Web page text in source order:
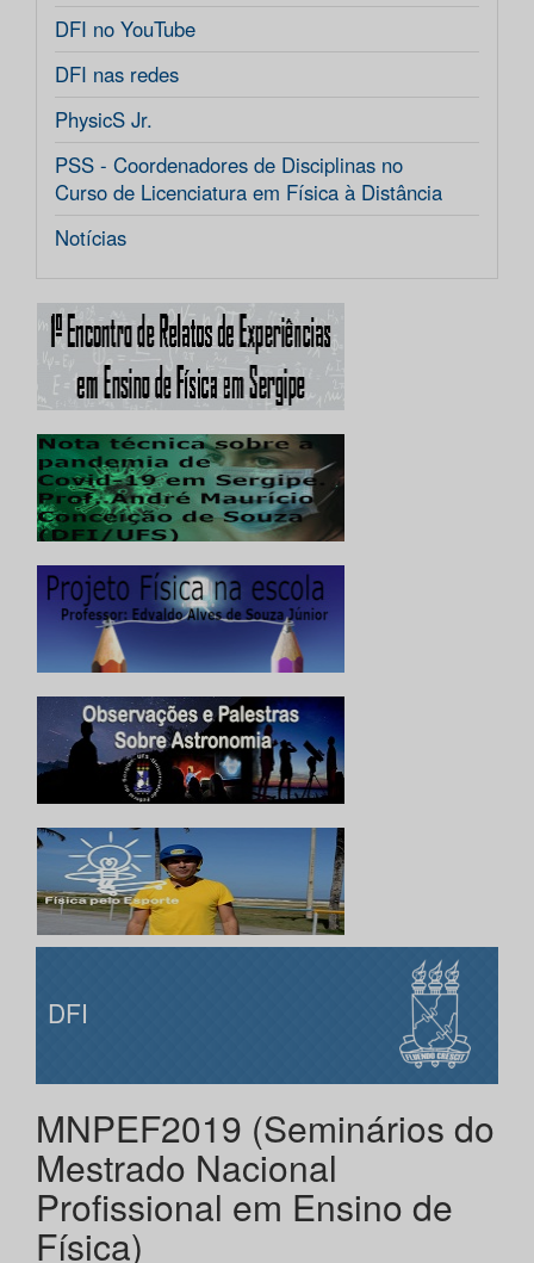
DFI no YouTube
DFI nas redes
PhysicS Jr.
PSS - Coordenadores de Disciplinas no
Curso de Licenciatura em Física à Distância
Notícias
DFI
MNPEF2019 (Seminários do
Mestrado Nacional
Profissional em Ensino de
Física)